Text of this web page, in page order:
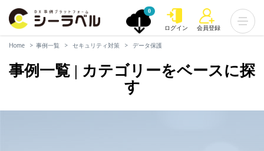
0
ログイン 会員登録
Home 事例一覧 セキュリティ対策 データ保護
事例一覧 | カテゴリーをベースに探
す